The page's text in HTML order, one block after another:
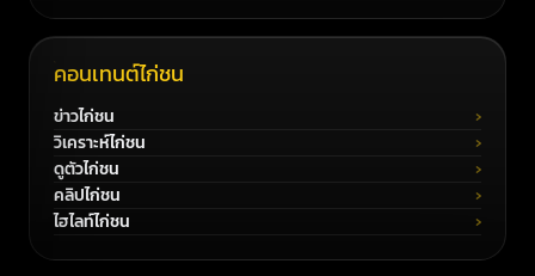
คอนเทนต์ไก่ชน
ข่าวไก่ชน
วิเคราะห์ไก่ชน
ดูตัวไก่ชน
คลิปไก่ชน
ไฮไลท์ไก่ชน